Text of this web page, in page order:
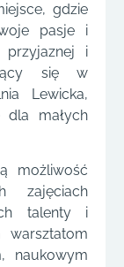
gdzie
pasje i
i
się w
Lewicka,
małych
możliwość
zajęciach
talenty i
warsztatom
naukowym